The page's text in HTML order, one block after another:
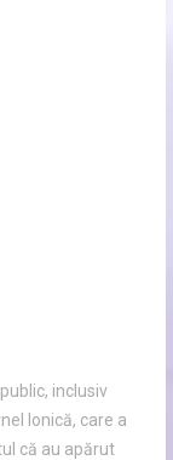
inclusiv
Ionică, care a
că au apărut